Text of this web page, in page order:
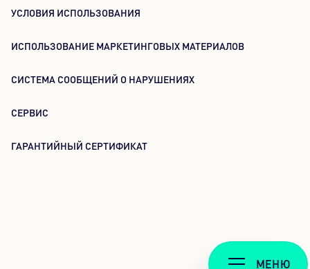
МЕНЮ
УСЛОВИЯ ИСПОЛЬЗОВАНИЯ
ИСПОЛЬЗОВАНИЕ МАРКЕТИНГОВЫХ МАТЕРИАЛОВ
СИСТЕМА СООБЩЕНИЙ О НАРУШЕНИЯХ
СЕРВИС
ГАРАНТИЙНЫЙ СЕРТИФИКАТ